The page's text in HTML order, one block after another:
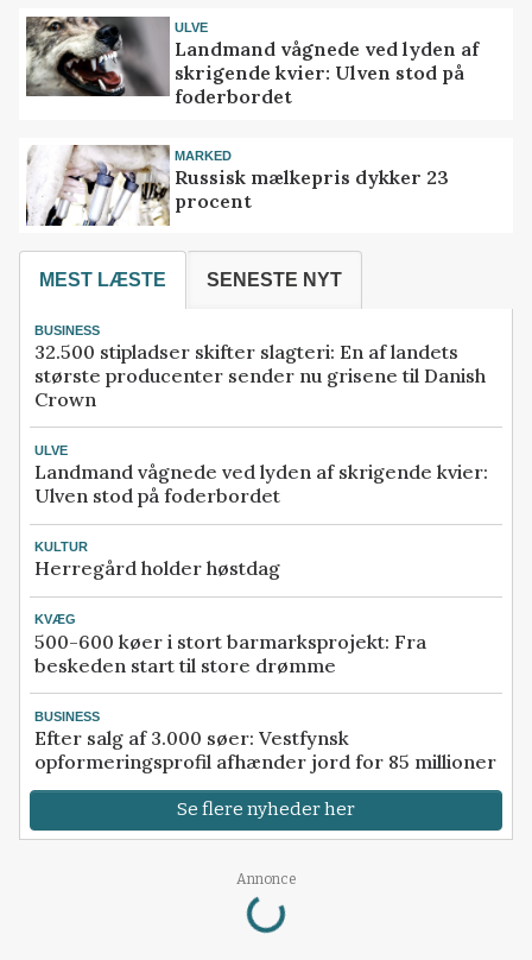
ULVE
Landmand vågnede ved lyden af
skrigende kvier: Ulven stod på
foderbordet
MARKED
Russisk mælkepris dykker 23
procent
MEST LÆSTE SENESTE NYT
BUSINESS
32.500 stipladser skifter slagteri: En af landets
største producenter sender nu grisene til Danish
Crown
ULVE
Landmand vågnede ved lyden af skrigende kvier:
Ulven stod på foderbordet
KULTUR
Herregård holder høstdag
KVÆG
500-600 køer i stort barmarksprojekt: Fra
beskeden start til store drømme
BUSINESS
Efter salg af 3.000 søer: Vestfynsk
opformeringsprofil afhænder jord for 85 millioner
Se flere nyheder her
Annonce
Loading...